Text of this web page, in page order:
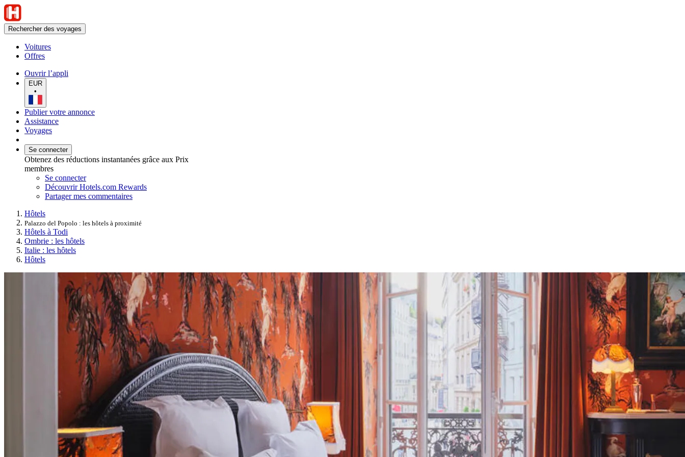
Rechercher des voyages
Voitures
Offres
Ouvrir l’appli
EUR
•
Publier votre annonce
Assistance
Voyages
Se connecter
Obtenez des réductions instantanées grâce aux Prix
membres
Se connecter
Découvrir Hotels.com Rewards
Partager mes commentaires
Hôtels
Palazzo del Popolo : les hôtels à proximité
Hôtels à Todi
Ombrie : les hôtels
Italie : les hôtels
Hôtels